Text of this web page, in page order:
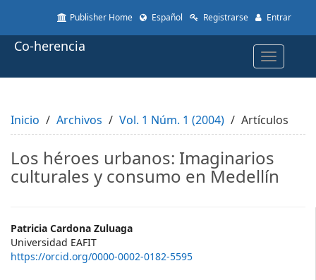
to
page
Main
Content
Sidebar
Publisher Home Español Registrarse Entrar
Toggle
Co-herencia
Inicio Archivos Vol. 1 Núm. 1 (2004) Artículos
Los héroes urbanos: Imaginarios
culturales y consumo en Medellín
Main
Article
Patricia Cardona Zuluaga
Universidad EAFIT
https://orcid.org/0000-0002-0182-5595